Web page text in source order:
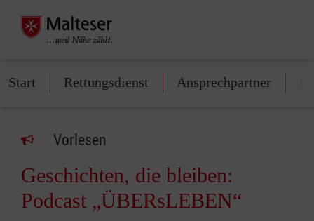
Start Rettungsdienst Ansprechpartner
Vorlesen
Geschichten, die bleiben:
Podcast „ÜBERsLEBEN“